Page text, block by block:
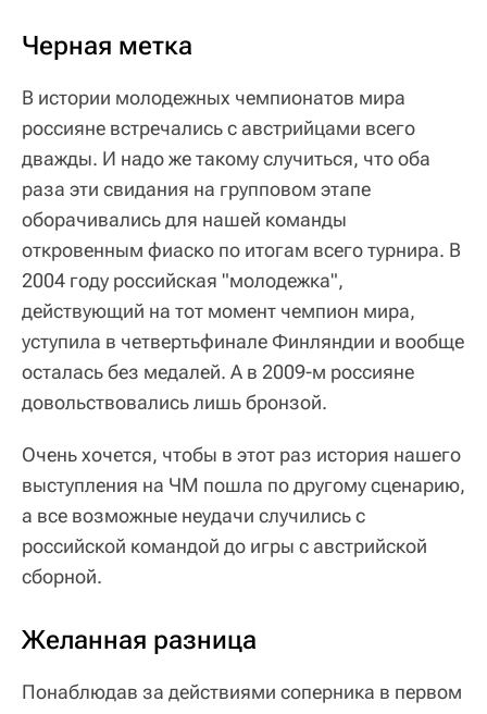
Черная метка
В истории молодежных чемпионатов мира
россияне встречались с австрийцами всего
дважды. И надо же такому случиться, что оба
раза эти свидания на групповом этапе
оборачивались для нашей команды
откровенным фиаско по итогам всего турнира. В
2004 году российская "молодежка",
действующий на тот момент чемпион мира,
уступила в четвертьфинале Финляндии и вообще
осталась без медалей. А в 2009-м россияне
довольствовались лишь бронзой.
Очень хочется, чтобы в этот раз история нашего
выступления на ЧМ пошла по другому сценарию,
а все возможные неудачи случились с
российской командой до игры с австрийской
сборной.
Желанная разница
Понаблюдав за действиями соперника в первом